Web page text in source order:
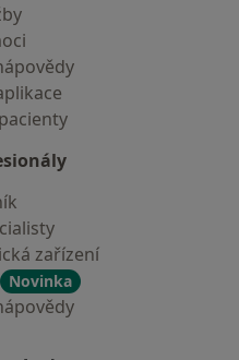
zařízení
Novinka